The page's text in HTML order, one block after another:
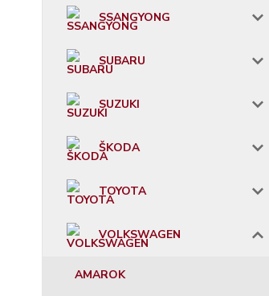
SSANGYONG
SUBARU
SUZUKI
ŠKODA
TOYOTA
VOLKSWAGEN
AMAROK